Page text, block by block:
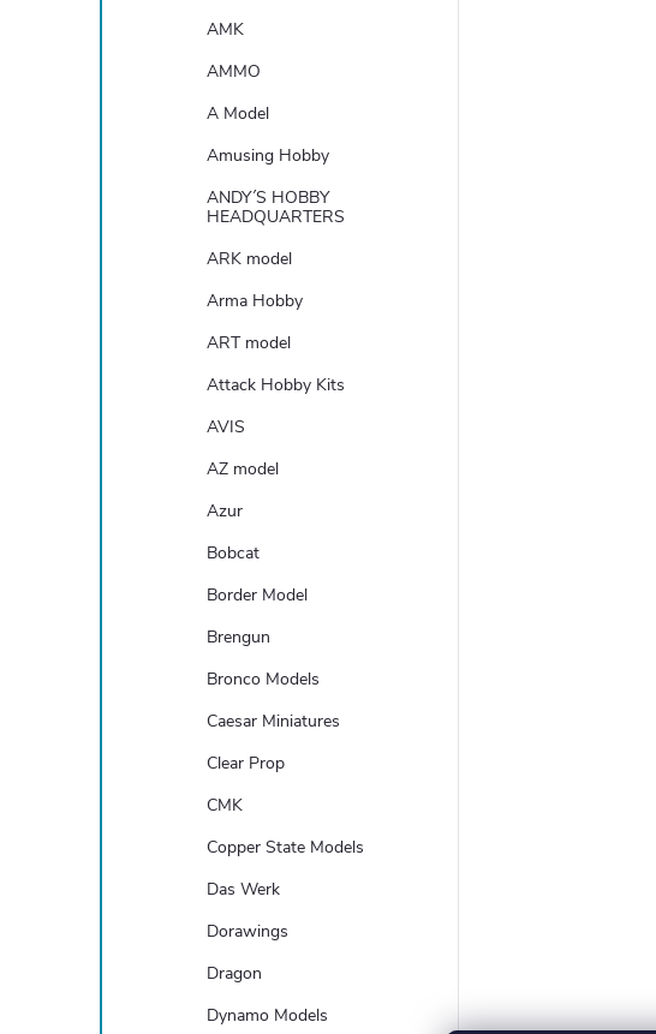
AMK
AMMO
A Model
Amusing Hobby
ANDY´S HOBBY
HEADQUARTERS
ARK model
Arma Hobby
ART model
Attack Hobby Kits
AVIS
AZ model
Azur
Bobcat
Border Model
Brengun
Bronco Models
Caesar Miniatures
Clear Prop
CMK
Copper State Models
Das Werk
Dorawings
Dragon
Dynamo Models